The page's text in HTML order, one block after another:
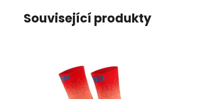
Související produkty